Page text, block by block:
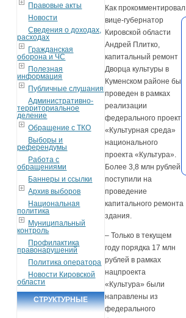
Правовые акты
Новости
Сведения о доходах,
расходах
Гражданская
оборона и ЧС
Полезная
информация
Публичные слушания
Административно-
территориальное
деление
Обращение с ТКО
Выборы и
референдумы
Работа с
обращениями
Баннеры и ссылки
Архив выборов
Национальная
политика
Муниципальный
контроль
Профилактика
правонарушений
Политика оператора
Новости Кировской
области
СТРУКТУРНЫЕ
Как прокомментировал
вице-губернатор
Кировской области
Андрей Плитко,
капитальный ремонт
Дворца культуры в
Куменском районе был
проведен в рамках
реализации
федерального проекта
«Культурная среда»
национального
проекта «Культура».
Более 3,8 млн рублей
поступили на
проведение
капитального ремонта
здания.
– Только в текущем
году порядка 17 млн
рублей в рамках
нацпроекта
«Культура» были
направлены из
федерального